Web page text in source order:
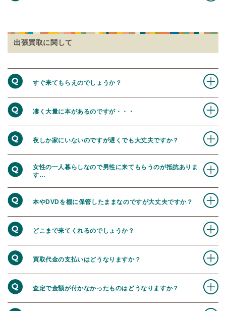
出張買取に関して
すぐ来てもらえのでしょうか？
凄く大量に本があるのですが・・・
夜しか家にいないのですが遅くでも大丈夫ですか？
女性の一人暮らしなので男性に来てもらうのが抵抗ありま
す…
本やDVDを棚に保管したままなのですが大丈夫ですか？
どこまで来てくれるのでしょうか？
買取代金の支払いはどうなりますか？
査定で金額が付かなかったものはどうなりますか？